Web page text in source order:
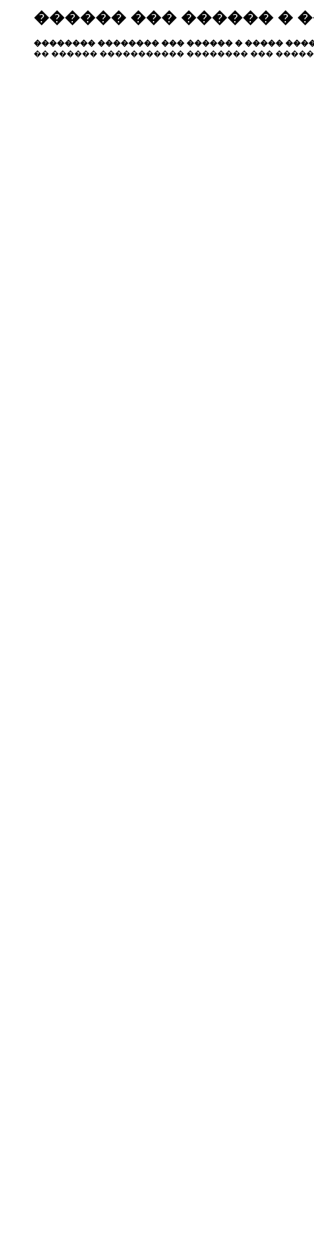
������ ��� ������ �
�������� �������� ��� ������ � �����
�� ������ ����������� �������� ���